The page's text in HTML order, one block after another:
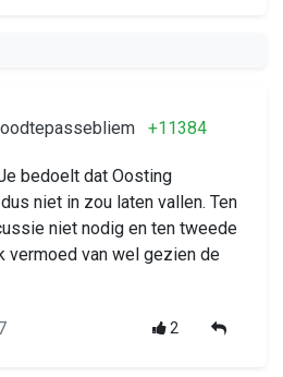
+11384
bedoelt dat Oosting
niet in zou laten vallen. Ten
niet nodig en ten tweede
vermoed van wel gezien de
2